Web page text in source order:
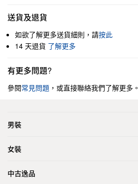
送貨及退貨
如欲了解更多送貨細則，請按此
14 天退貨 了解更多
有更多問題?
參閱常見問題 ，或直接聯絡我們了解更多。
男裝
女裝
中古逸品